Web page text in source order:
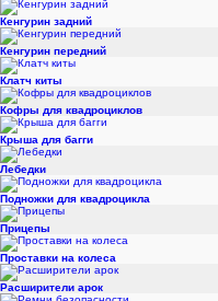
Кенгурин задний
Кенгурин передний
Клатч киты
Кофры для квадроциклов
Крыша для багги
Лебедки
Подножки для квадроцикла
Прицепы
Проставки на колеса
Расширители арок